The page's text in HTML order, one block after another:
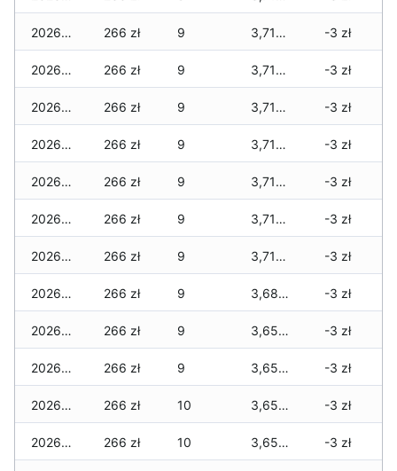
2026-02-11 266 zł 9 3,715 zł -3 zł
2026-02-10 266 zł 9 3,715 zł -3 zł
2026-02-09 266 zł 9 3,715 zł -3 zł
2026-02-08 266 zł 9 3,715 zł -3 zł
2026-02-07 266 zł 9 3,715 zł -3 zł
2026-02-06 266 zł 9 3,715 zł -3 zł
2026-02-05 266 zł 9 3,715 zł -3 zł
2026-02-04 266 zł 9 3,685 zł -3 zł
2026-02-03 266 zł 9 3,655 zł -3 zł
2026-02-02 266 zł 9 3,655 zł -3 zł
2026-02-01 266 zł 10 3,655 zł -3 zł
2026-01-31 266 zł 10 3,655 zł -3 zł